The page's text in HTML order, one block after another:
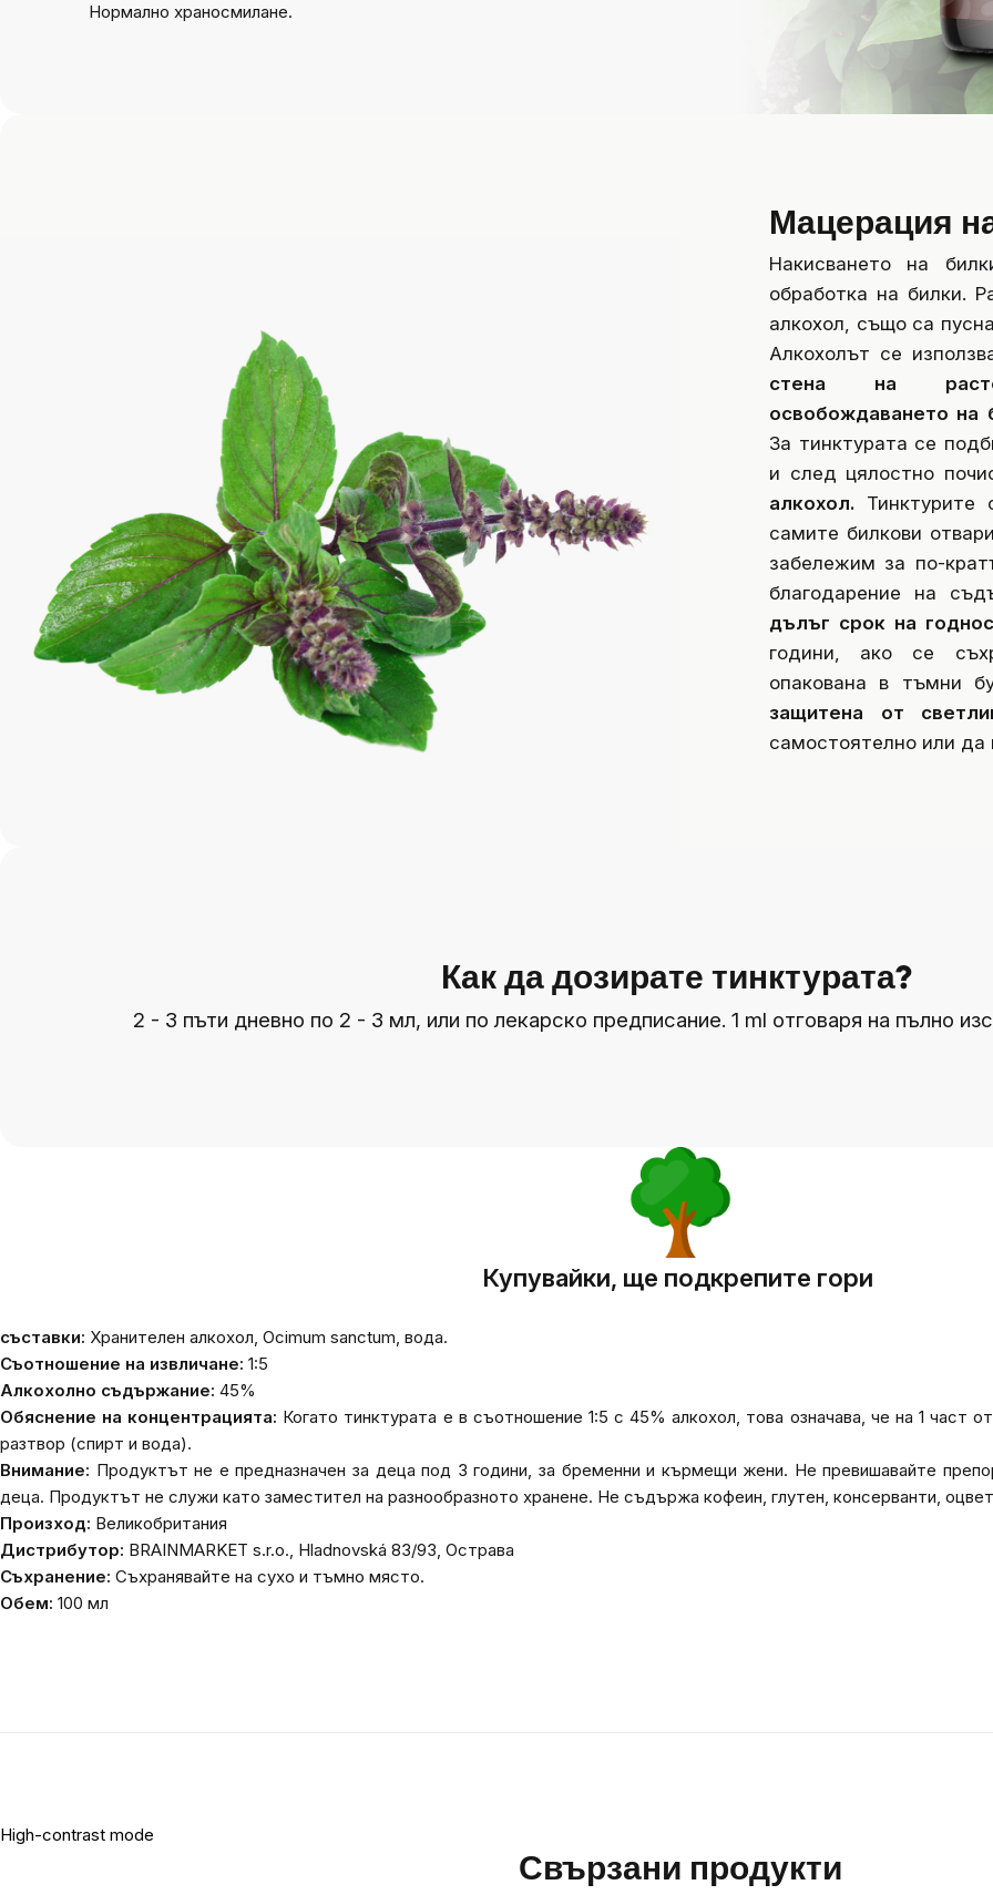
Нормално храносмилане.
Мацерация
Накисването на
обработка на билки.
алкохол, също са
Алкохолът се
стена на
освобождаването на
За тинктурата се
и след цялостно
алкохол.
самите билкови
забележим за по-
благодарение на
дълъг срок на
години, ако се
опакована в тъмни
защитена от
самостоятелно или да
Как да дозирате тинктурата?
2 - 3 пъти дневно по 2 - 3 мл, или по лекарско предписание. 1 ml отговаря на пълно
Купувайки, ще подкрепите гори
съставки: Хранителен алкохол, Ocimum sanctum, вода.
Съотношение на извличане: 1:5
Алкохолно съдържание: 45%
Обяснение на концентрацията: Когато тинктурата е в съотношение 1:5 с 45% алкохол, това означава, че на 1 част
разтвор (спирт и вода).
Внимание: Продуктът не е предназначен за деца под 3 години, за бременни и кърмещи жени. Не превишавайте
деца. Продуктът не служи като заместител на разнообразното хранене. Не съдържа кофеин, глутен, консерванти,
Произход: Великобритания
Дистрибутор: BRAINMARKET s.r.o., Hladnovská 83/93, Острава
Съхранение: Съхранявайте на сухо и тъмно място.
Обем: 100 мл
High-contrast mode
Свързани продукти